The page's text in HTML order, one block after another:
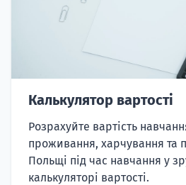
Калькулятор вартості
Розрахуйте вартість
проживання, харчування та
Польщі під час навчання у
калькуляторі вартості.